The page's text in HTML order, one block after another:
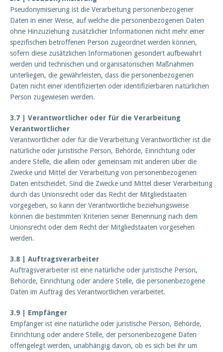
Pseudonymisierung ist die Verarbeitung personenbezogener
Daten in einer Weise, auf welche die personenbezogenen Daten
ohne Hinzuziehung zusätzlicher Informationen nicht mehr einer
spezifischen betroffenen Person zugeordnet werden können,
sofern diese zusätzlichen Informationen gesondert aufbewahrt
werden und technischen und organisatorischen Maßnahmen
unterliegen, die gewährleisten, dass die personenbezogenen
Daten nicht einer identifizierten oder identifizierbaren natürlichen
Person zugewiesen werden.
3.7 | Verantwortlicher oder für die Verarbeitung
Verantwortlicher
Verantwortlicher oder für die Verarbeitung Verantwortlicher ist die
natürliche oder juristische Person, Behörde, Einrichtung oder
andere Stelle, die allein oder gemeinsam mit anderen über die
Zwecke und Mittel der Verarbeitung von personenbezogenen
Daten entscheidet. Sind die Zwecke und Mittel dieser Verarbeitung
durch das Unionsrecht oder das Recht der Mitgliedstaaten
vorgegeben, so kann der Verantwortliche beziehungsweise
können die bestimmten Kriterien seiner Benennung nach dem
Unionsrecht oder dem Recht der Mitgliedstaaten vorgesehen
werden.
3.8 | Auftragsverarbeiter
Auftragsverarbeiter ist eine natürliche oder juristische Person,
Behörde, Einrichtung oder andere Stelle, die personenbezogene
Daten im Auftrag des Verantwortlichen verarbeitet.
3.9 | Empfänger
Empfänger ist eine natürliche oder juristische Person, Behörde,
Einrichtung oder andere Stelle, der personenbezogene Daten
offengelegt werden, unabhängig davon, ob es sich bei ihr um